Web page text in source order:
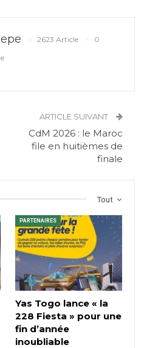
2623 Article
0
ARTICLE SUIVANT
CdM 2026 : le Maroc
file en huitièmes de
finale
Tout
PARTENAIRES
Yas Togo lance « la
228 Fiesta » pour une
fin d’année
inoubliable